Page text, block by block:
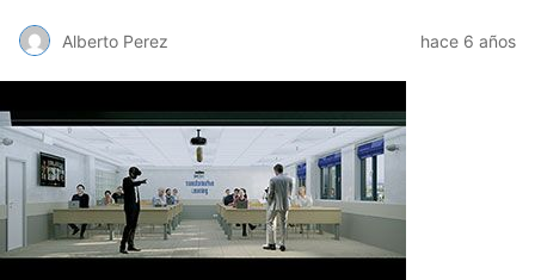
Alberto Perez hace 6 años